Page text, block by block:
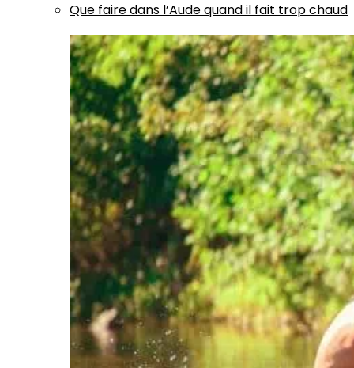
Que faire dans l’Aude quand il fait trop chaud